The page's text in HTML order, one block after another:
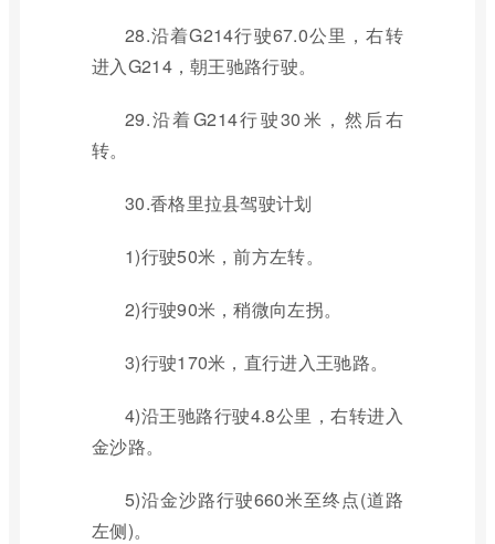
28.沿着G214行驶67.0公里，右转
进入G214，朝王驰路行驶。
29.沿着G214行驶30米，然后右
转。
30.香格里拉县驾驶计划
1)行驶50米，前方左转。
2)行驶90米，稍微向左拐。
3)行驶170米，直行进入王驰路。
4)沿王驰路行驶4.8公里，右转进入
金沙路。
5)沿金沙路行驶660米至终点(道路
左侧)。